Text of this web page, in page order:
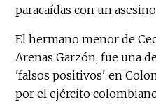
paracaídas con un
El hermano menor de
Arenas Garzón, fue una
'falsos positivos' en
por el ejército